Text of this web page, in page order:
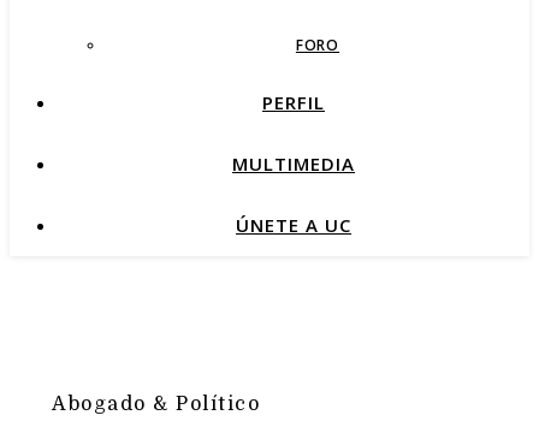
FORO
PERFIL
MULTIMEDIA
ÚNETE A UC
Abogado & Político